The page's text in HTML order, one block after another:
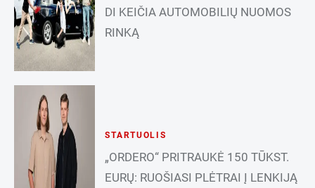
DI KEIČIA AUTOMOBILIŲ NUOMOS
RINKĄ
STARTUOLIS
„ORDERO“ PRITRAUKĖ 150 TŪKST.
EURŲ: RUOŠIASI PLĖTRAI Į LENKIJĄ